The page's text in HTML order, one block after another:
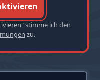
stimme ich den
zu.